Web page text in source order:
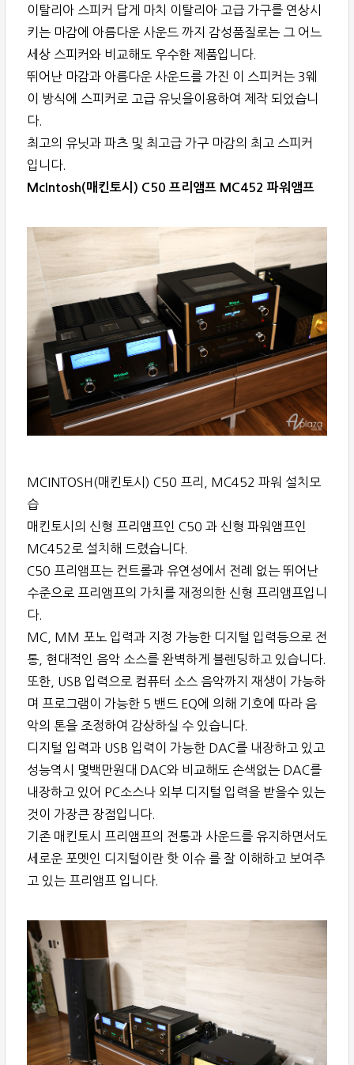
이탈리아 스피커 답게 마치 이탈리아 고급 가구를 연상시
키는 마감에 아름다운 사운드 까지 감성품질로는 그 어느
세상 스피커와 비교해도 우수한 제품입니다.
뛰어난 마감과 아름다운 사운드를 가진 이 스피커는 3웨
이 방식에 스피커로 고급 유닛을이용하여 제작 되었습니
다.
최고의 유닛과 파츠 및 최고급 가구 마감의 최고 스피커
입니다.
McIntosh(매킨토시) C50 프리앰프 MC452 파워앰프
MCINTOSH(매킨토시) C50 프리, MC452 파워 설치모
습
매킨토시의 신형 프리앰프인 C50 과 신형 파워앰프인
MC452로 설치해 드렸습니다.
C50 프리앰프는 컨트롤과 유연성에서 전례 없는 뛰어난
수준으로 프리앰프의 가치를 재정의한 신형 프리앰프입니
다.
MC, MM 포노 입력과 지정 가능한 디지털 입력등으로 전
통, 현대적인 음악 소스를 완벽하게 블렌딩하고 있습니다.
또한, USB 입력으로 컴퓨터 소스 음악까지 재생이 가능하
며 프로그램이 가능한 5 밴드 EQ에 의해 기호에 따라 음
악의 톤을 조정하여 감상하실 수 있습니다.
디지털 입력과 USB 입력이 가능한 DAC를 내장하고 있고
성능역시 몇백만원대 DAC와 비교해도 손색없는 DAC를
내장하고 있어 PC소스나 외부 디지털 입력을 받을수 있는
것이 가장큰 장점입니다.
기존 매킨토시 프리앰프의 전통과 사운드를 유지하면서도
세로운 포멧인 디지털이란 핫 이슈 를 잘 이해하고 보여주
고 있는 프리앰프 입니다.